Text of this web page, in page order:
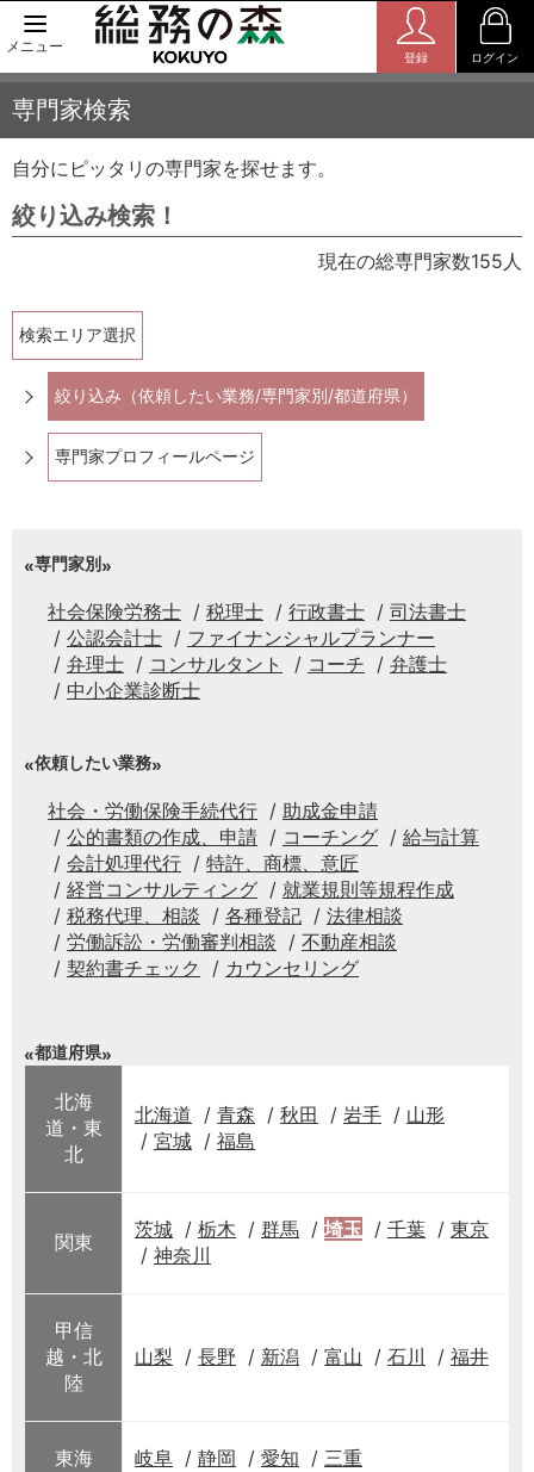
メニュー
登録 ログイン
専門家検索
自分にピッタリの専門家を探せます。
絞り込み検索！
現在の総専門家数155人
検索エリア選択
絞り込み（依頼したい業務/専門家別/都道府県）
専門家プロフィールページ
専門家別
社会保険労務士 税理士 行政書士
司法書士
公認会計士
ファイナンシャルプランナー
弁理士
コンサルタント コーチ
弁護士
中小企業診断士
依頼したい業務
社会・労働保険手続代行
助成金申請
公的書類の作成、申請
コーチング
給与計算
会計処理代行
特許、商標、意匠
経営コンサルティング
就業規則等規程作成
税務代理、相談
各種登記
法律相談
労働訴訟・労働審判相談
不動産相談
契約書チェック
カウンセリング
都道府県
北海
道・東
北
北海道 青森 秋田 岩手
山形
宮城
福島
関東
茨城 栃木 群馬 埼玉 千葉
東京
神奈川
甲信
越・北
陸
山梨 長野 新潟 富山 石川 福井
東海 岐阜 静岡 愛知 三重